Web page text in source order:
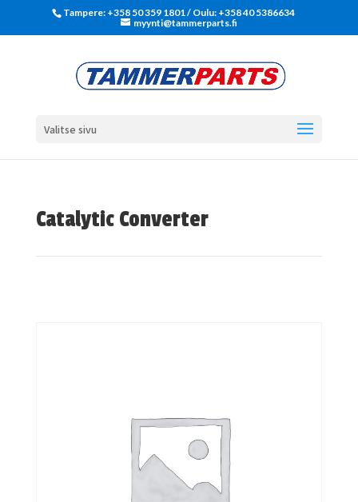
Tampere: +358 50 359 1801‬ / Oulu: +358 40 5386634
myynti@tammerparts.fi
Valitse sivu
Catalytic Converter